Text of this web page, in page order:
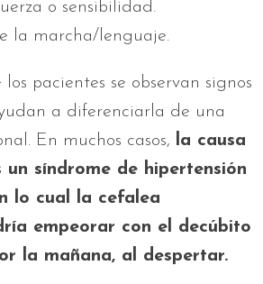
o sensibilidad.
la marcha/lenguaje.
pacientes se observan signos
a diferenciarla de una
En muchos casos, la causa
síndrome de hipertensión
lo cual la cefalea
empeorar con el decúbito
la mañana, al despertar.